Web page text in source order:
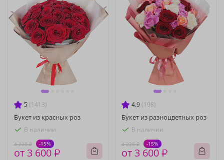
5 (1413)
Букет из красных роз
В наличии
4 220 ₽ -15%
от 3 600 ₽
4.9 (198)
Букет из разноцветных роз
В наличии
4 220 ₽ -15%
от 3 600 ₽